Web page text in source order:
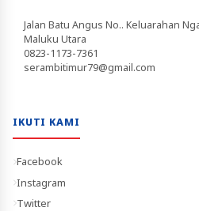
Jalan Batu Angus No.. Keluarahan
Maluku Utara
0823-1173-7361
serambitimur79@gmail.com
IKUTI KAMI
Facebook
Instagram
Twitter